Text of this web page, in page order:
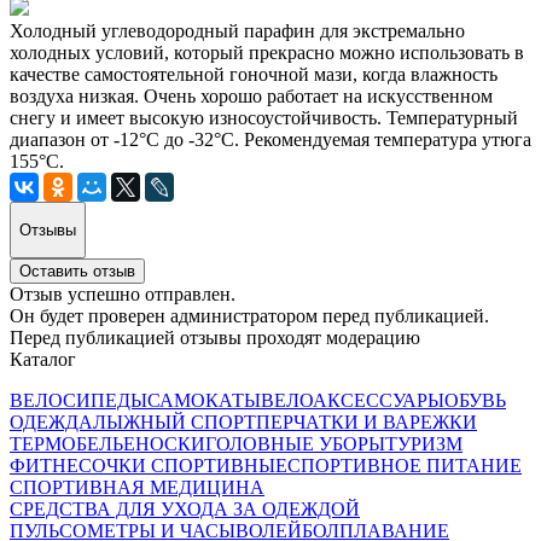
Холодный углеводородный парафин для экстремально
холодных условий, который прекрасно можно использовать в
качестве самостоятельной гоночной мази, когда влажность
воздуха низкая. Очень хорошо работает на искусственном
снегу и имеет высокую износоустойчивость. Температурный
диапазон от -12°C до -32°С. Рекомендуемая температура утюга
155°С.
Отзывы
Оставить отзыв
Отзыв успешно отправлен.
Он будет проверен администратором перед публикацией.
Перед публикацией отзывы проходят модерацию
Каталог
ВЕЛОСИПЕДЫСАМОКАТЫВЕЛОАКСЕССУАРЫОБУВЬ
ОДЕЖДАЛЫЖНЫЙ СПОРТПЕРЧАТКИ И ВАРЕЖКИ
ТЕРМОБЕЛЬЕНОСКИГОЛОВНЫЕ УБОРЫТУРИЗМ
ФИТНЕСОЧКИ СПОРТИВНЫЕСПОРТИВНОЕ ПИТАНИЕ
СПОРТИВНАЯ МЕДИЦИНА
СРЕДСТВА ДЛЯ УХОДА ЗА ОДЕЖДОЙ
ПУЛЬСОМЕТРЫ И ЧАСЫВОЛЕЙБОЛПЛАВАНИЕ